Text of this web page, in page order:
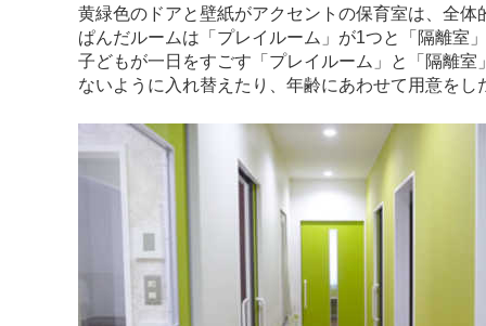
黄緑色のドアと壁紙がアクセントの保育室は、全
ぱんだルームは「プレイルーム」が1つと「隔離室
子どもが一日をすごす「プレイルーム」と「隔離
ないように入れ替えたり、年齢にあわせて用意を